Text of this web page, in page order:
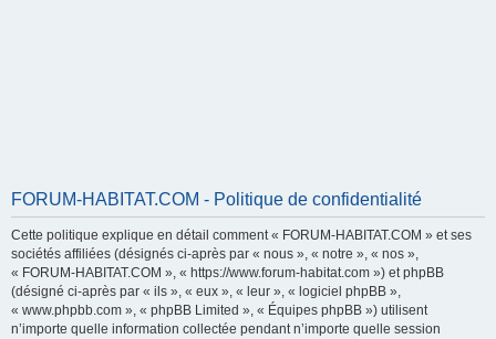
FORUM-HABITAT.COM - Politique de confidentialité
Cette politique explique en détail comment « FORUM-HABITAT.COM » et ses
sociétés affiliées (désignés ci-après par « nous », « notre », « nos »,
« FORUM-HABITAT.COM », « https://www.forum-habitat.com ») et phpBB
(désigné ci-après par « ils », « eux », « leur », « logiciel phpBB »,
« www.phpbb.com », « phpBB Limited », « Équipes phpBB ») utilisent
n’importe quelle information collectée pendant n’importe quelle session